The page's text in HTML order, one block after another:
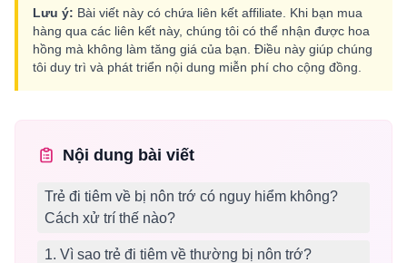
Lưu ý: Bài viết này có chứa liên kết affiliate. Khi bạn mua
hàng qua các liên kết này, chúng tôi có thể nhận được hoa
hồng mà không làm tăng giá của bạn. Điều này giúp chúng
tôi duy trì và phát triển nội dung miễn phí cho cộng đồng.
Nội dung bài viết
Trẻ đi tiêm về bị nôn trớ có nguy hiểm không?
Cách xử trí thế nào?
1. Vì sao trẻ đi tiêm về thường bị nôn trớ?